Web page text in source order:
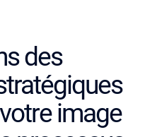
des
image